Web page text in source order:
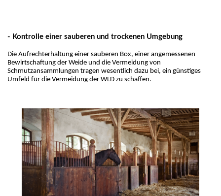
- Kontrolle einer sauberen und trockenen Umgebung
Die Aufrechterhaltung einer sauberen Box, einer angemessenen
Bewirtschaftung der Weide und die Vermeidung von
Schmutzansammlungen tragen wesentlich dazu bei, ein günstiges
Umfeld für die Vermeidung der WLD zu schaffen.